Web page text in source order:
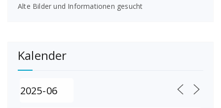
Alte Bilder und Informationen gesucht
Kalender